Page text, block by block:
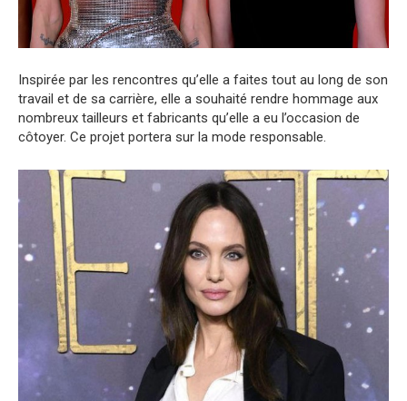
Inspirée par les rencontres qu’elle a faites tout au long de son
travail et de sa carrière, elle a souhaité rendre hommage aux
nombreux tailleurs et fabricants qu’elle a eu l’occasion de
côtoyer. Ce projet portera sur la mode responsable.